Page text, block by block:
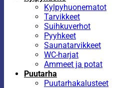
Kylpyhuonematot
Tarvikkeet
Suihkuverhot
Pyyhkeet
Saunatarvikkeet
WC-harjat
Ammeet ja potat
Puutarha
Puutarhakalusteet